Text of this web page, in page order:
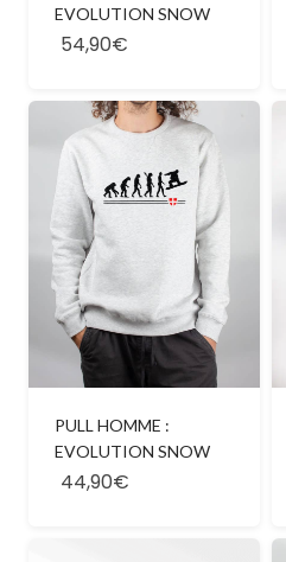
EVOLUTION SNOW
54,90€
PULL HOMME :
EVOLUTION SNOW
44,90€